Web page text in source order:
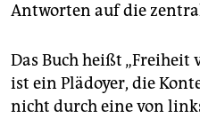
Antworten auf die
Das Buch heißt
ist ein Plädoyer, die
nicht durch eine von